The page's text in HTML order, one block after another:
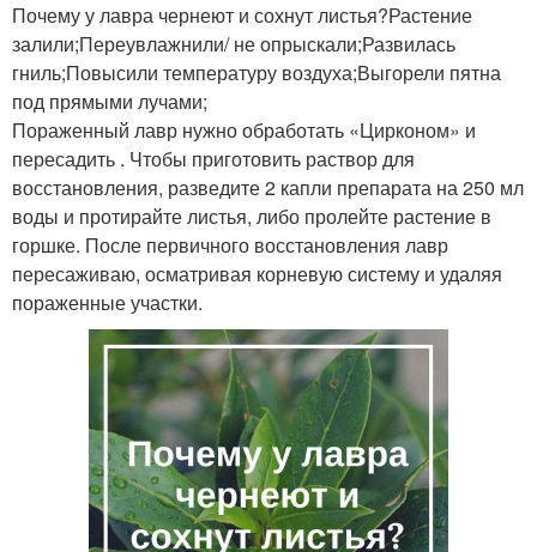
Почему у лавра чернеют и сохнут листья?Растение
залили;Переувлажнили/ не опрыскали;Развилась
гниль;Повысили температуру воздуха;Выгорели пятна
под прямыми лучами;
Пораженный лавр нужно обработать «Цирконом» и
пересадить . Чтобы приготовить раствор для
восстановления, разведите 2 капли препарата на 250 мл
воды и протирайте листья, либо пролейте растение в
горшке. После первичного восстановления лавр
пересаживаю, осматривая корневую систему и удаляя
пораженные участки.